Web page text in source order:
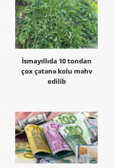
İsmayıllıda 10 tondan
çox çətənə kolu məhv
edilib